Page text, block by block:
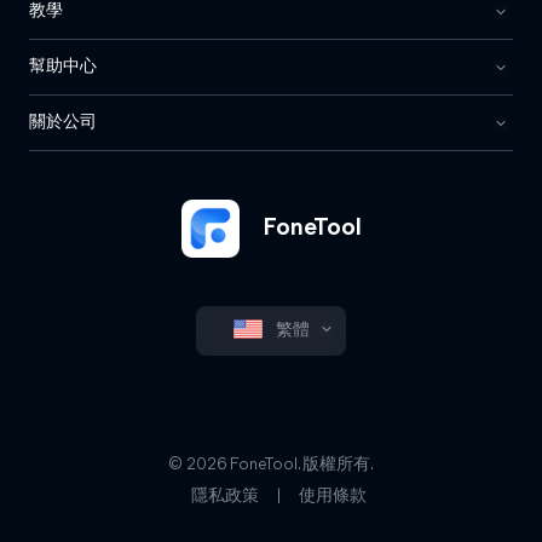
FoneTool
繁體
教學
幫助中心
關於公司
© 2026 FoneTool. 版權所有.
隱私政策
使用條款